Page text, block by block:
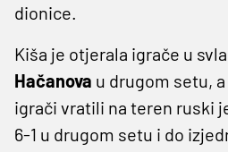
dionice.
Kiša je otjerala igrače u
Hačanova u drugom setu,
igrači vratili na teren ruski
6-1 u drugom setu i do